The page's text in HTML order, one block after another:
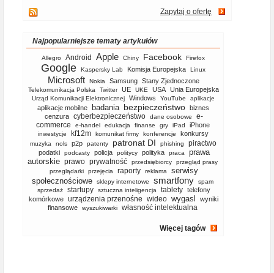
Zapytaj o ofertę
Najpopularniejsze tematy artykułów
Allegro Android Apple Chiny Facebook Firefox
Google Kaspersky Lab Komisja Europejska Linux
Microsoft Nokia Samsung Stany Zjednoczone
Telekomunikacja Polska Twitter UE UKE USA Unia Europejska
Urząd Komunikacji Elektronicznej Windows YouTube aplikacje
aplikacje mobilne badania bezpieczeństwo biznes
cenzura cyberbezpieczeństwo dane osobowe
e-
commerce
e-handel edukacja finanse gry iPad iPhone
inwestycje kf12m komunikat firmy konferencje konkursy
muzyka nols p2p patenty patronat DI phishing piractwo
podatki podcasty policja politycy polityka praca
prawa
autorskie prawo prywatność przedsiębiorcy
przegląd prasy
przeglądarki
przejęcia raporty reklama
serwisy
społecznościowe
sklepy internetowe smartfony
spam
sprzedaż
startupy sztuczna inteligencja tablety telefony
komórkowe
urządzenia przenośne wideo wygasl
wyniki
finansowe
wyszukiwarki własność intelektualna
Więcej tagów